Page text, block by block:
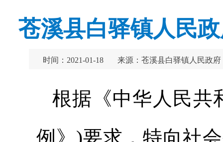
苍溪县白驿镇人民
时间：2021-01-18 来源：苍溪县白驿镇人民政府
根据《中华人民共
例》)要求，特向社